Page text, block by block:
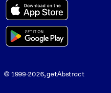
© 1999-2026, getAbstract